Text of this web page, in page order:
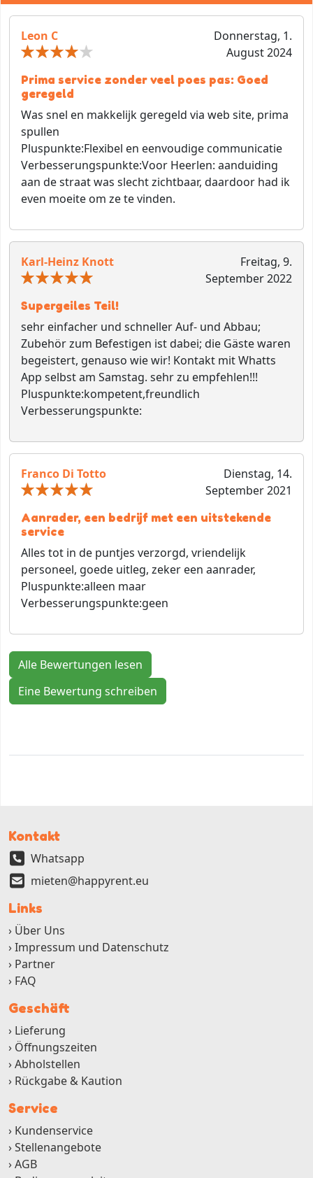
Leon C
Donnerstag, 1.
August 2024
Prima service zonder veel poes pas: Goed
geregeld
Was snel en makkelijk geregeld via web site, prima
spullen
Pluspunkte:Flexibel en eenvoudige communicatie
Verbesserungspunkte:Voor Heerlen: aanduiding
aan de straat was slecht zichtbaar, daardoor had ik
even moeite om ze te vinden.
Karl-Heinz Knott
Freitag, 9.
September 2022
Supergeiles Teil!
sehr einfacher und schneller Auf- und Abbau;
Zubehör zum Befestigen ist dabei; die Gäste waren
begeistert, genauso wie wir! Kontakt mit Whatts
App selbst am Samstag. sehr zu empfehlen!!!
Pluspunkte:kompetent,freundlich
Verbesserungspunkte:
Franco Di Totto
Dienstag, 14.
September 2021
Aanrader, een bedrijf met een uitstekende
service
Alles tot in de puntjes verzorgd, vriendelijk
personeel, goede uitleg, zeker een aanrader,
Pluspunkte:alleen maar
Verbesserungspunkte:geen
Alle Bewertungen lesen
Eine Bewertung schreiben
Kontakt
Whatsapp
mieten@happyrent.eu
Links
Über Uns
Impressum und Datenschutz
Partner
FAQ
Geschäft
Lieferung
Öffnungszeiten
Abholstellen
Rückgabe & Kaution
Service
Kundenservice
Stellenangebote
AGB